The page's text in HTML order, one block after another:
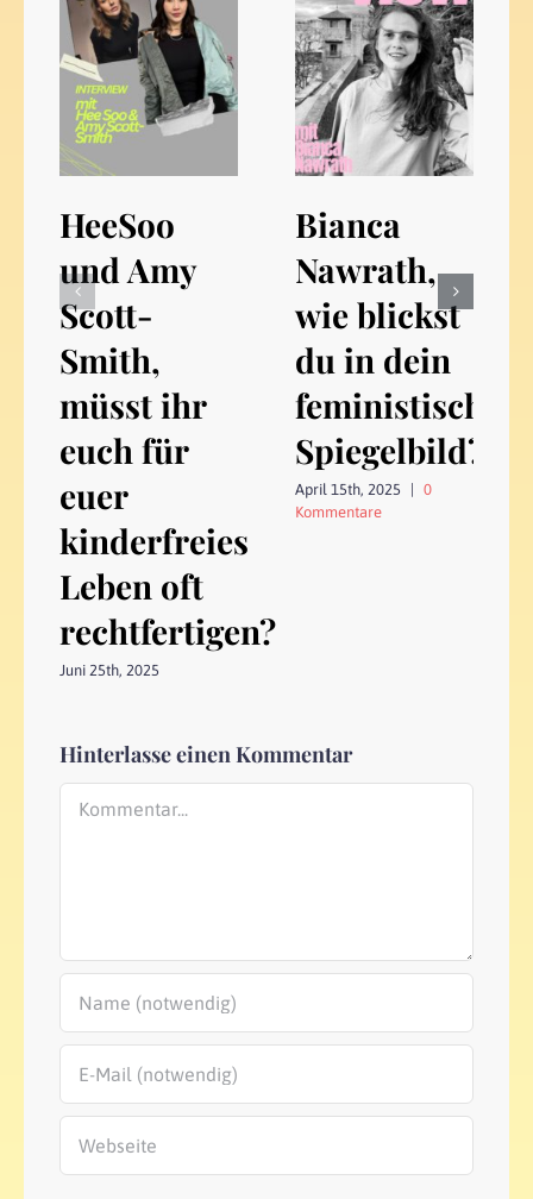
HeeSoo
und Amy
Scott-
Smith,
müsst ihr
euch für
euer
kinderfreies
Leben oft
rechtfertigen?
Juni 25th, 2025
Bianca
Nawrath,
wie blickst
du in dein
feministisches
Spiegelbild?
April 15th, 2025
0
Kommentare
Hinterlasse einen Kommentar
Kommentar